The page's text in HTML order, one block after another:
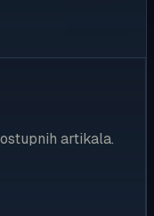
artikala.